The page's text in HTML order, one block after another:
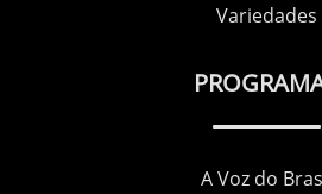
Variedades
A Voz do